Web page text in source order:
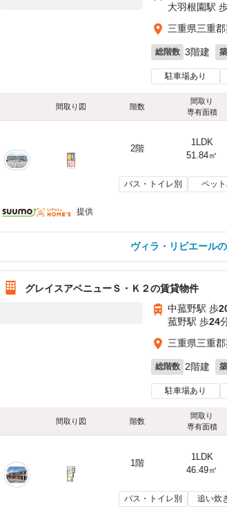
大羽根園駅
三重県三重
総階数 3階建
駐車場あり
間取り図 階数
間取り
専有面積
2階
1LDK
51.84㎡
バス・トイレ別 ペッ
提供
ヴィラ・リビエール
グレイスアベニューＳ・Ｋ２の賃貸物件
中菰野駅 歩
菰野駅 歩24
三重県三重
総階数 2階建
駐車場あり
間取り図 階数
間取り
専有面積
1階
1LDK
46.49㎡
バス・トイレ別 追い炊